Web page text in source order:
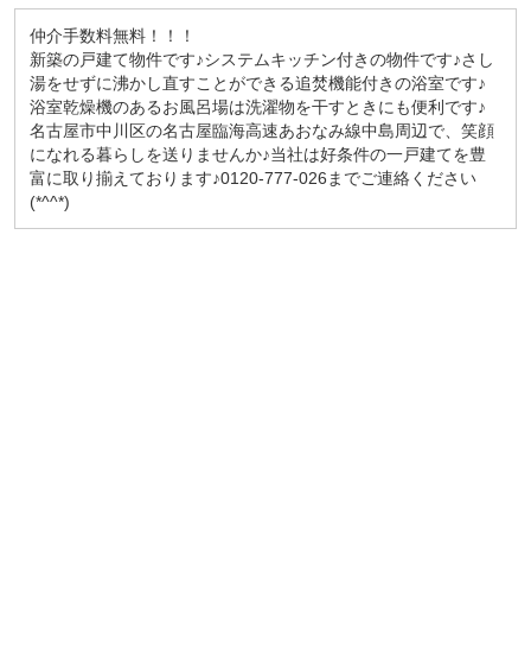
仲介手数料無料！！！
新築の戸建て物件です♪システムキッチン付きの物件です♪さし
湯をせずに沸かし直すことができる追焚機能付きの浴室です♪
浴室乾燥機のあるお風呂場は洗濯物を干すときにも便利です♪
名古屋市中川区の名古屋臨海高速あおなみ線中島周辺で、笑顔
になれる暮らしを送りませんか♪当社は好条件の一戸建てを豊
富に取り揃えております♪0120-777-026までご連絡ください
(*^^*)